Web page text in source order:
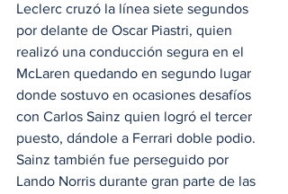
Leclerc cruzó la línea siete segundos
por delante de Oscar Piastri, quien
realizó una conducción segura en el
McLaren quedando en segundo lugar
donde sostuvo en ocasiones desafíos
con Carlos Sainz quien logró el tercer
puesto, dándole a Ferrari doble podio.
Sainz también fue perseguido por
Lando Norris durante gran parte de las